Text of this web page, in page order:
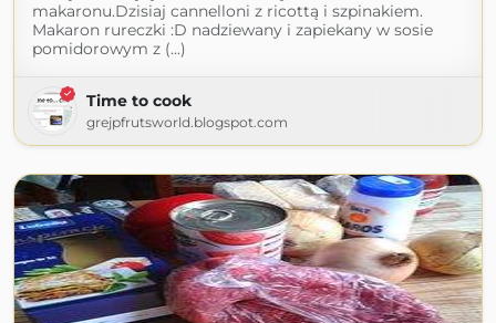
makaronu.Dzisiaj cannelloni z ricottą i szpinakiem.
Makaron rureczki :D nadziewany i zapiekany w sosie
pomidorowym z (...)
Time to cook
grejpfrutsworld.blogspot.com